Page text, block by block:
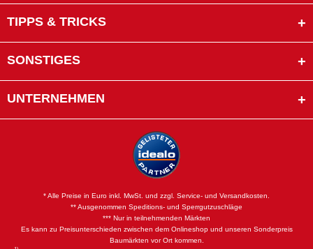
TIPPS & TRICKS
SONSTIGES
UNTERNEHMEN
* Alle Preise in Euro inkl. MwSt. und zzgl. Service- und Versandkosten.
** Ausgenommen Speditions- und Sperrgutzuschläge
*** Nur in teilnehmenden Märkten
Es kann zu Preisunterschieden zwischen dem Onlineshop und unseren Sonderpreis
Baumärkten vor Ort kommen.